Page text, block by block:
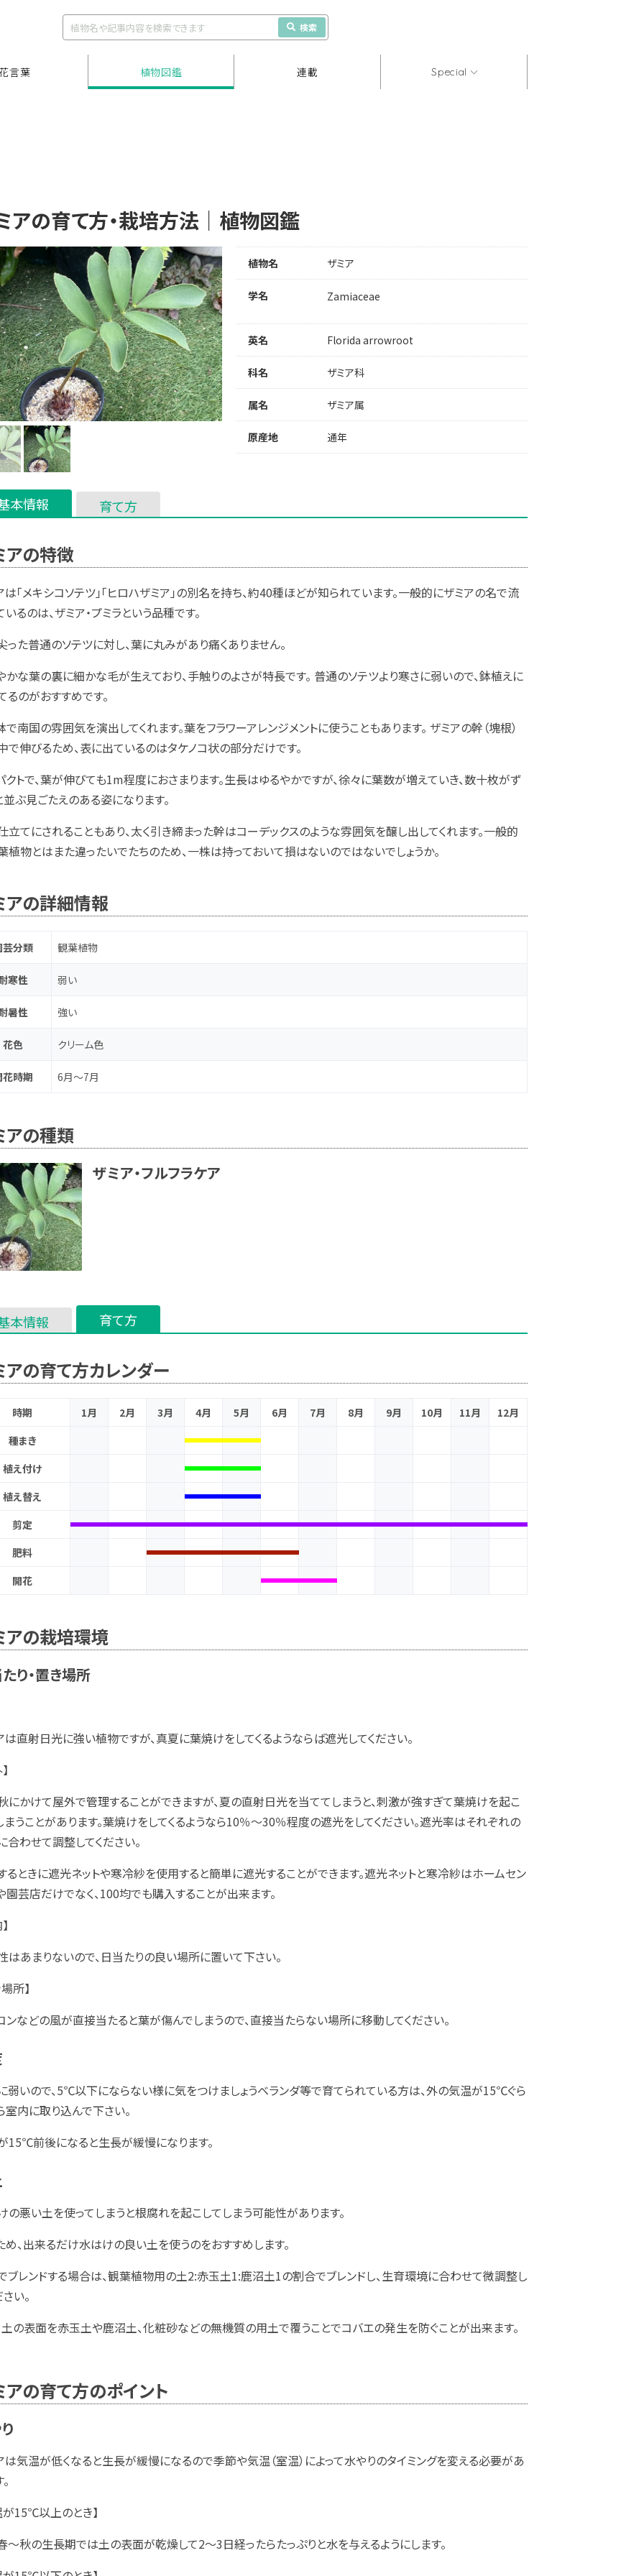
検索
言葉 植物図鑑 連載 Special
アの育て方・栽培方法｜植物図鑑
植物名 ザミア
学名 Zamiaceae
英名 Florida arrowroot
科名 ザミア科
属名 ザミア属
原産地 通年
本情報 育て方
アの特徴
は「メキシコソテツ」「ヒロハザミア」の別名を持ち、約40種ほどが知られています。一般的にザミアの名で流
いるのは、ザミア・プミラという品種です。
った普通のソテツに対し、葉に丸みがあり痛くありません。
かな葉の裏に細かな毛が生えており、手触りのよさが特長です。 普通のソテツより寒さに弱いので、鉢植えに
るのがおすすめです。
で南国の雰囲気を演出してくれます。葉をフラワーアレンジメントに使うこともあります。 ザミアの幹（塊根）
で伸びるため、表に出ているのはタケノコ状の部分だけです。
クトで、葉が伸びても1m程度におさまります。生長はゆるやかですが、徐々に葉数が増えていき、数十枚がず
並ぶ見ごたえのある姿になります。
立てにされることもあり、太く引き締まった幹はコーデックスのような雰囲気を醸し出してくれます。一般的
植物とはまた違ったいでたちのため、一株は持っておいて損はないのではないでしょうか。
アの詳細情報
芸分類 観葉植物
寒性 弱い
暑性 強い
花色 クリーム色
花時期 6月～7月
アの種類
ザミア・フルフラケア
本情報 育て方
アの育て方カレンダー
時期 1月 2月 3月 4月 5月 6月 7月 8月 9月 10月 11月
12月
種まき
植え付け
植え替え
剪定
肥料
開花
アの栽培環境
り・置き場所
は直射日光に強い植物ですが、真夏に葉焼けをしてくるようならば遮光してください。
にかけて屋外で管理することができますが、夏の直射日光を当ててしまうと、刺激が強すぎて葉焼けを起こ
まうことがあります。葉焼けをしてくるようなら10％～30％程度の遮光をしてください。遮光率はそれぞれの
合わせて調整してください。
るときに遮光ネットや寒冷紗を使用すると簡単に遮光することができます。遮光ネットと寒冷紗はホームセン
園芸店だけでなく、100均でも購入することが出来ます。
はあまりないので、日当たりの良い場所に置いて下さい。
所】
ンなどの風が直接当たると葉が傷んでしまうので、直接当たらない場所に移動してください。
弱いので、5℃以下にならない様に気をつけましょうベランダ等で育てられている方は、外の気温が15℃ぐら
室内に取り込んで下さい。
15℃前後になると生長が緩慢になります。
の悪い土を使ってしまうと根腐れを起こしてしまう可能性があります。
め、出来るだけ水はけの良い土を使うのをおすすめします。
ブレンドする場合は、観葉植物用の土2:赤玉土1:鹿沼土1の割合でブレンドし、生育環境に合わせて微調整し
い。
土の表面を赤玉土や鹿沼土、化粧砂などの無機質の用土で覆うことでコバエの発生を防ぐことが出来ます。
アの育て方のポイント
は気温が低くなると生長が緩慢になるので季節や気温（室温）によって水やりのタイミングを変える必要があ
が15℃以上のとき】
～秋の生長期では土の表面が乾燥して2～3日経ったらたっぷりと水を与えるようにします。